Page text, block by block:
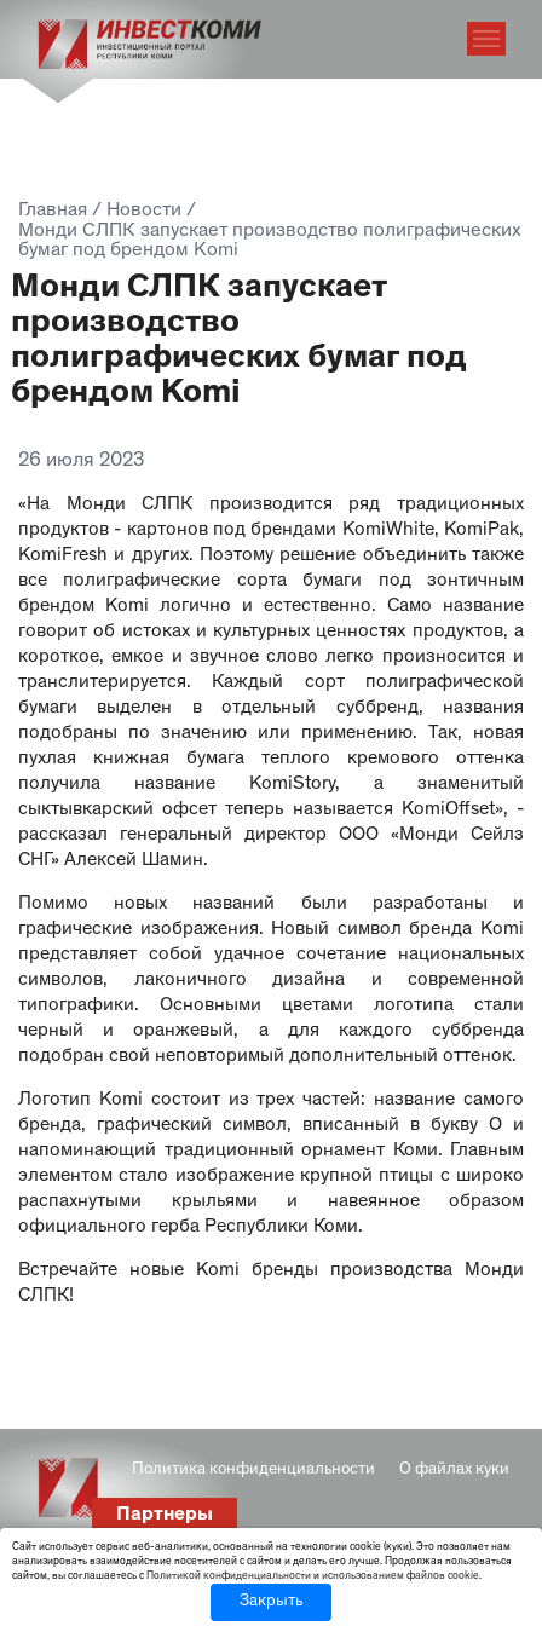
Главная / Новости /
Монди СЛПК запускает производство полиграфических
бумаг под брендом Komi
Монди СЛПК запускает
производство
полиграфических бумаг под
брендом Komi
26 июля 2023
«На Монди СЛПК производится ряд традиционных
продуктов - картонов под брендами KomiWhite, KomiPak,
KomiFresh и других. Поэтому решение объединить также
все полиграфические сорта бумаги под зонтичным
брендом Komi логично и естественно. Само название
говорит об истоках и культурных ценностях продуктов, а
короткое, емкое и звучное слово легко произносится и
транслитерируется. Каждый сорт полиграфической
бумаги выделен в отдельный суббренд, названия
подобраны по значению или применению. Так, новая
пухлая книжная бумага теплого кремового оттенка
получила название KomiStory, а знаменитый
сыктывкарский офсет теперь называется KomiOffset», -
рассказал генеральный директор ООО «Монди Сейлз
СНГ» Алексей Шамин.
Помимо новых названий были разработаны и
графические изображения. Новый символ бренда Komi
представляет собой удачное сочетание национальных
символов, лаконичного дизайна и современной
типографики. Основными цветами логотипа стали
черный и оранжевый, а для каждого суббренда
подобран свой неповторимый дополнительный оттенок.
Логотип Komi состоит из трех частей: название самого
бренда, графический символ, вписанный в букву О и
напоминающий традиционный орнамент Коми. Главным
элементом стало изображение крупной птицы с широко
распахнутыми крыльями и навеянное образом
официального герба Республики Коми.
Встречайте новые Komi бренды производства Монди
СЛПК!
Политика конфиденциальности О файлах куки
Партнеры
Cайт использует сервис веб-аналитики, основанный на технологии cookie (куки). Это позволяет нам
анализировать взаимодействие посетителей с сайтом и делать его лучше. Продолжая пользоваться
сайтом, вы соглашаетесь с
Политикой конфиденциальности и использованием файлов cookie.
Закрыть